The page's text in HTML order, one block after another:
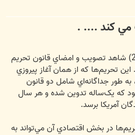
مي کند .... .
هشتم مهر ماه 1385(30 سپتامبر2006) شاهد تصويب و امضاي قانون تحريم
اين تحريم‌ها که از همان آغاز پيروزي
به طور جداگانه‌‌اي شامل دو ‏قانون
که يک‌ساله تدوين شده و هر سال
آمريکا برسد.
در بخش اقتصادي آن مي‌تواند به